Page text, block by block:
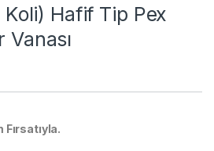
Koli) Hafif Tip Pex
Vanası
Fırsatıyla.